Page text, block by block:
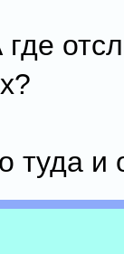
туда и